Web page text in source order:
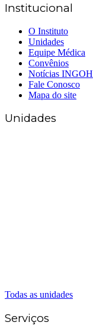
Institucional
O Instituto
Unidades
Equipe Médica
Convênios
Notícias INGOH
Fale Conosco
Mapa do site
Unidades
Todas as unidades
Serviços